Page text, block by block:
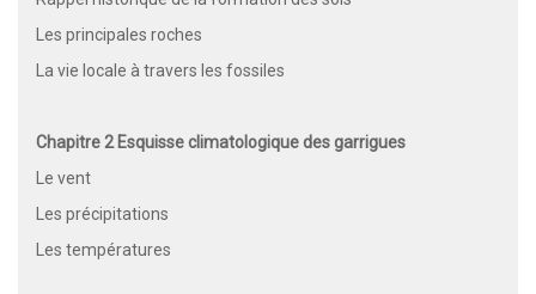
Les principales roches
La vie locale à travers les fossiles
Chapitre 2 Esquisse climatologique des garrigues
Le vent
Les précipitations
Les températures